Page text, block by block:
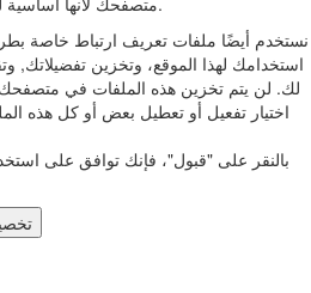
نستخدم أيضًا ملفات تعريف ارتباط خاصة
استخدامك لهذا الموقع، وتخزين تفضيلاتك,
لك. لن يتم تخزين هذه الملفات في متصفحك
اختيار تفعيل أو تعطيل بعض أو كل هذه
بالنقر على "قبول"، فإنك توافق على